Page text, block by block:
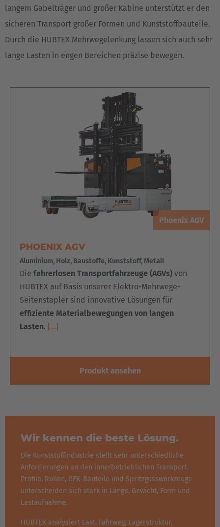
langem Gabelträger und großer Kabine unterstützt er den
sicheren Transport großer Formen und Kunststoffbauteile.
Durch die HUBTEX Mehrwegelenkung lassen sich auch sehr
lange Lasten in engen Bereichen präzise bewegen.
Phoenix AGV
PHOENIX AGV
Aluminium, Holz, Baustoffe, Kunststoff, Metall
Diefahrerlosen Transportfahrzeuge (AGVs)von
HUBTEX auf Basis unserer Elektro-Mehrwege-
Seitenstapler sind innovative Lösungen für
effiziente Materialbewegungen von langen
Lasten. […]
Produkt ansehen
Wir kennen die beste Lösung.
Die Kunststoffindustrie stellt sehr unterschiedliche
Anforderungen an den innerbetrieblichen Transport.
Profile, Rollen, GFK-Bauteile und Spritzgusswerkzeuge
unterscheiden sich stark in Länge, Gewicht, Form und
Lastaufnahme.
HUBTEX analysiert Last, Fahrweg, Lagerstruktur,